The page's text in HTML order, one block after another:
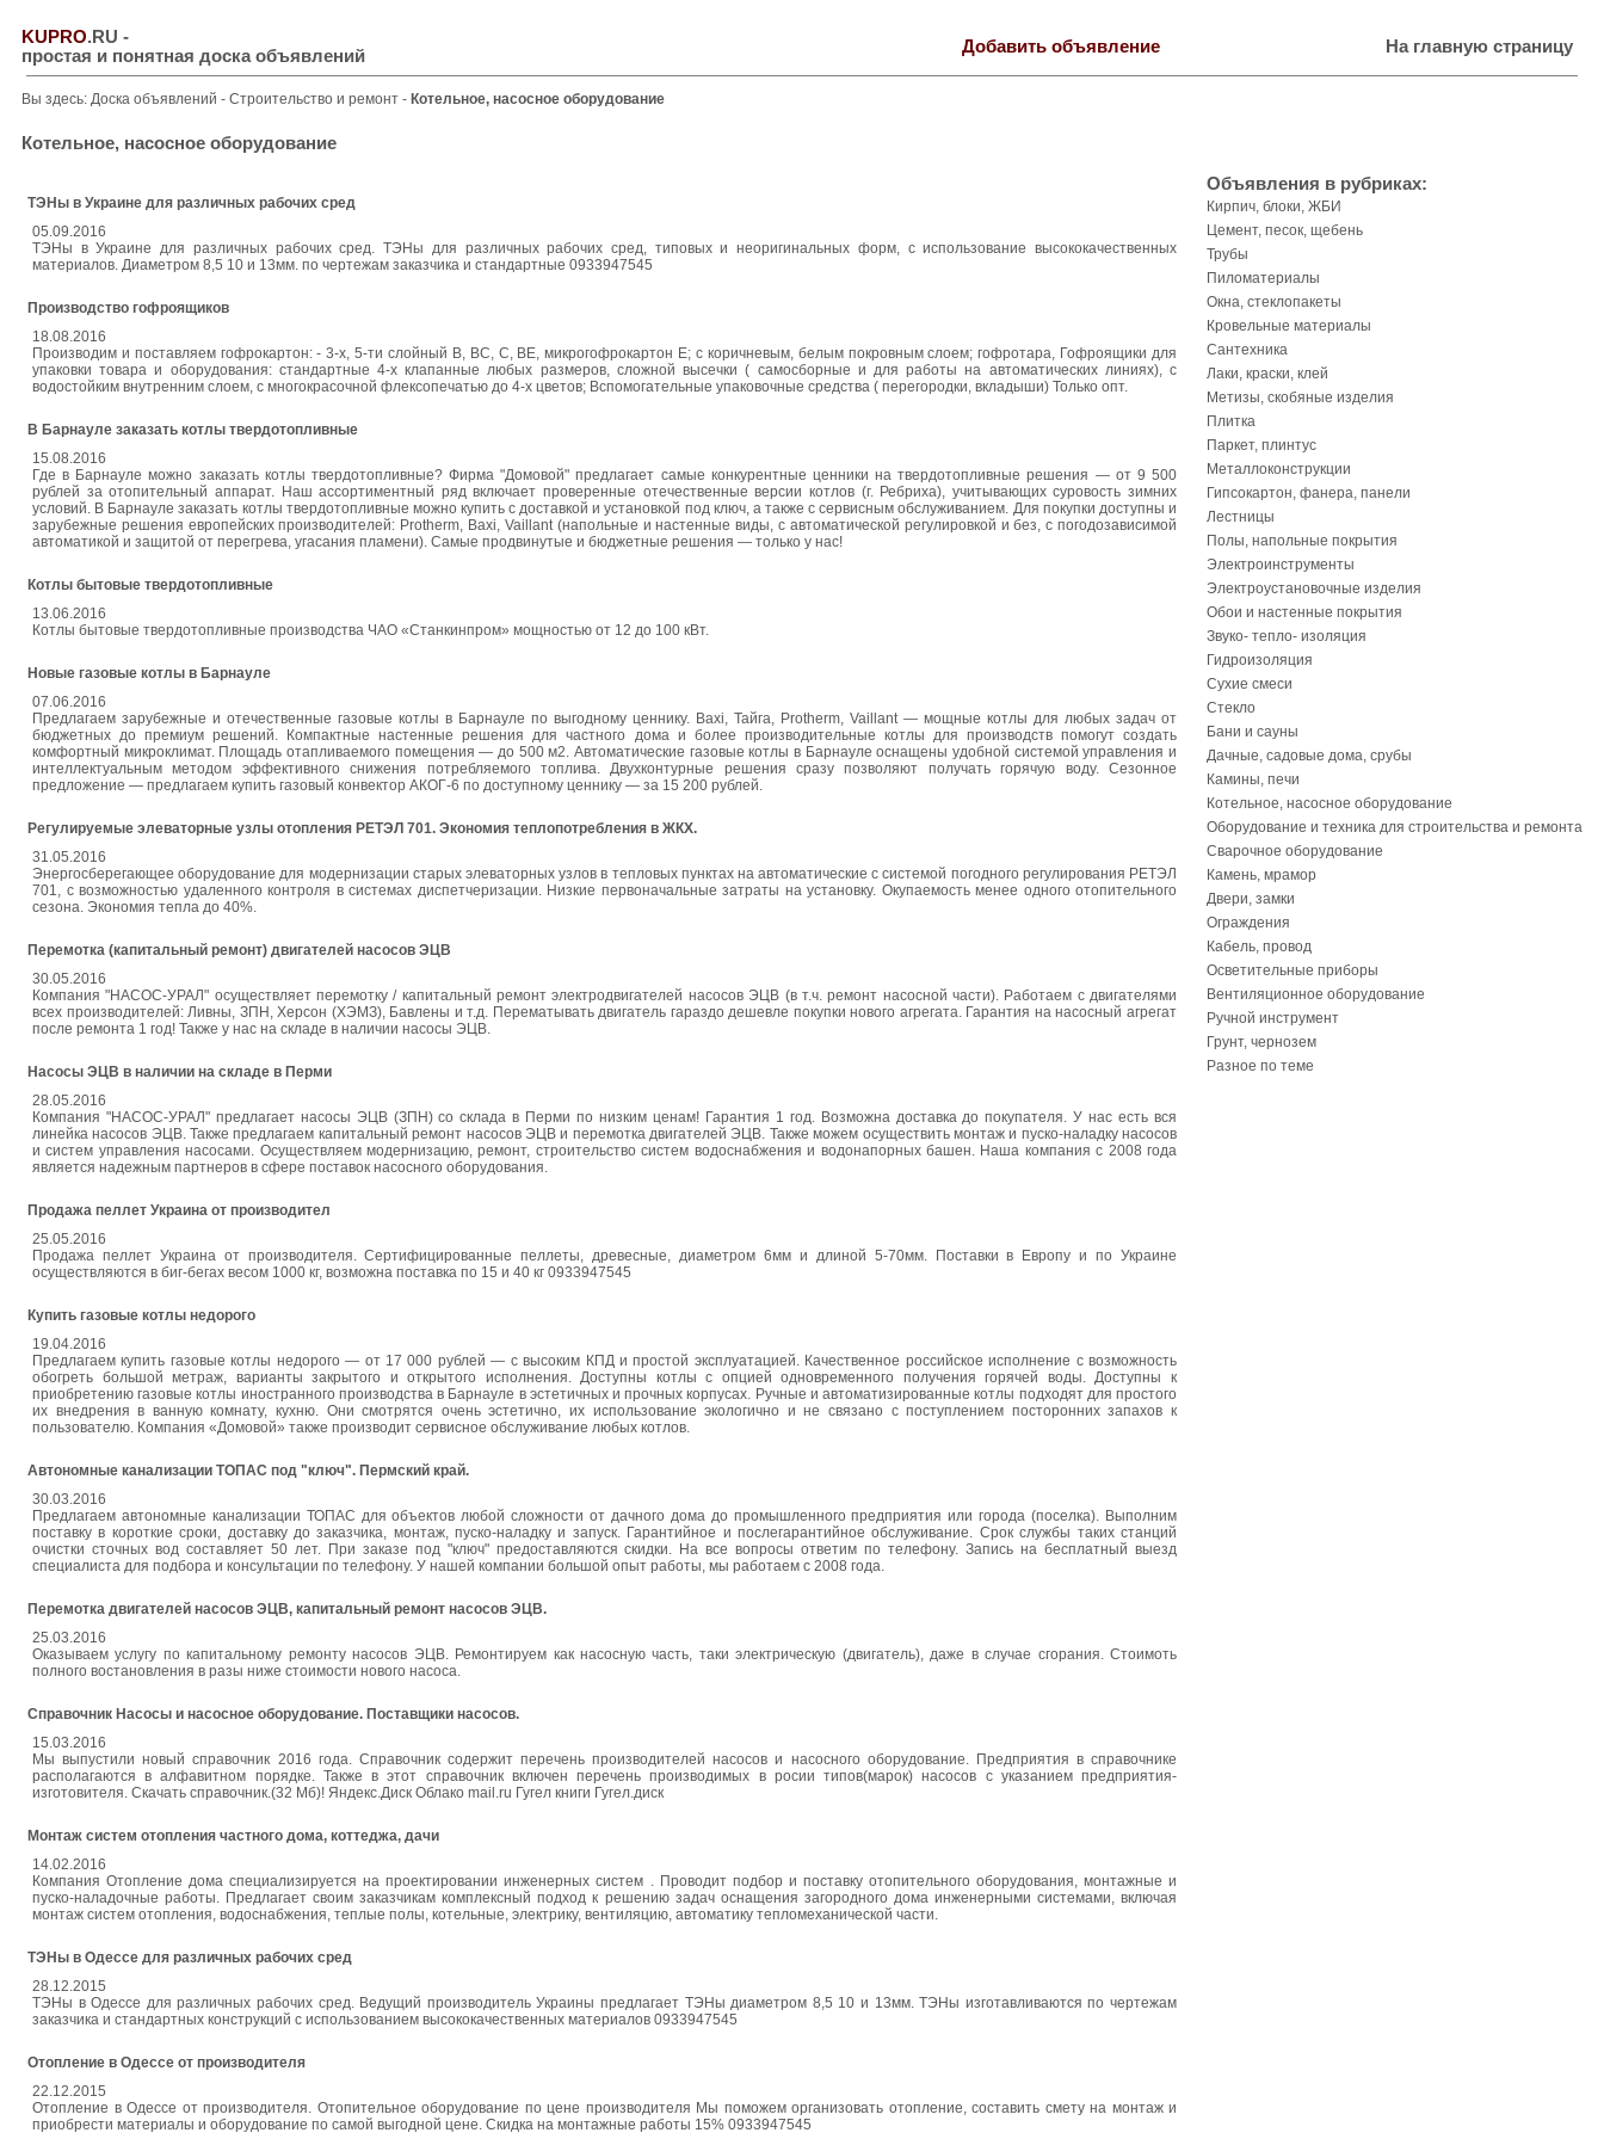
KUPRO.RU -
простая и понятная доска объявлений
Добавить объявление На главную страницу
Вы здесь: Доска объявлений - Строительство и ремонт - Котельное, насосное оборудование
Котельное, насосное оборудование
ТЭНы в Украине для различных рабочих сред
05.09.2016
ТЭНы в Украине для различных рабочих сред. ТЭНы для различных рабочих сред, типовых и неоригинальных форм, с использование высококачественных
материалов. Диаметром 8,5 10 и 13мм. по чертежам заказчика и стандартные 0933947545
Производство гофроящиков
18.08.2016
Производим и поставляем гофрокартон: - 3-х, 5-ти слойный В, ВС, С, ВЕ, микрогофрокартон Е; с коричневым, белым покровным слоем; гофротара, Гофроящики для
упаковки товара и оборудования: стандартные 4-х клапанные любых размеров, сложной высечки ( самосборные и для работы на автоматических линиях), с
водостойким внутренним слоем, с многокрасочной флексопечатью до 4-х цветов; Вспомогательные упаковочные средства ( перегородки, вкладыши) Только опт.
В Барнауле заказать котлы твердотопливные
15.08.2016
Где в Барнауле можно заказать котлы твердотопливные? Фирма "Домовой" предлагает самые конкурентные ценники на твердотопливные решения — от 9 500
рублей за отопительный аппарат. Наш ассортиментный ряд включает проверенные отечественные версии котлов (г. Ребриха), учитывающих суровость зимних
условий. В Барнауле заказать котлы твердотопливные можно купить с доставкой и установкой под ключ, а также с сервисным обслуживанием. Для покупки доступны и
зарубежные решения европейских производителей: Protherm, Baxi, Vaillant (напольные и настенные виды, с автоматической регулировкой и без, с погодозависимой
автоматикой и защитой от перегрева, угасания пламени). Самые продвинутые и бюджетные решения — только у нас!
Котлы бытовые твердотопливные
13.06.2016
Котлы бытовые твердотопливные производства ЧАО «Станкинпром» мощностью от 12 до 100 кВт.
Новые газовые котлы в Барнауле
07.06.2016
Предлагаем зарубежные и отечественные газовые котлы в Барнауле по выгодному ценнику. Baxi, Тайга, Protherm, Vaillant — мощные котлы для любых задач от
бюджетных до премиум решений. Компактные настенные решения для частного дома и более производительные котлы для производств помогут создать
комфортный микроклимат. Площадь отапливаемого помещения — до 500 м2. Автоматические газовые котлы в Барнауле оснащены удобной системой управления и
интеллектуальным методом эффективного снижения потребляемого топлива. Двухконтурные решения сразу позволяют получать горячую воду. Сезонное
предложение — предлагаем купить газовый конвектор АКОГ-6 по доступному ценнику — за 15 200 рублей.
Регулируемые элеваторные узлы отопления РЕТЭЛ 701. Экономия теплопотребления в ЖКХ.
31.05.2016
Энергосберегающее оборудование для модернизации старых элеваторных узлов в тепловых пунктах на автоматические с системой погодного регулирования РЕТЭЛ
701, c возможностью удаленного контроля в системах диспетчеризации. Низкие первоначальные затраты на установку. Окупаемость менее одного отопительного
сезона. Экономия тепла до 40%.
Перемотка (капитальный ремонт) двигателей насосов ЭЦВ
30.05.2016
Компания "НАСОС-УРАЛ" осуществляет перемотку / капитальный ремонт электродвигателей насосов ЭЦВ (в т.ч. ремонт насосной части). Работаем с двигателями
всех производителей: Ливны, ЗПН, Херсон (ХЭМЗ), Бавлены и т.д. Перематывать двигатель гараздо дешевле покупки нового агрегата. Гарантия на насосный агрегат
после ремонта 1 год! Также у нас на складе в наличии насосы ЭЦВ.
Насосы ЭЦВ в наличии на складе в Перми
28.05.2016
Компания "НАСОС-УРАЛ" предлагает насосы ЭЦВ (ЗПН) со склада в Перми по низким ценам! Гарантия 1 год. Возможна доставка до покупателя. У нас есть вся
линейка насосов ЭЦВ. Также предлагаем капитальный ремонт насосов ЭЦВ и перемотка двигателей ЭЦВ. Также можем осуществить монтаж и пуско-наладку насосов
и систем управления насосами. Осуществляем модернизацию, ремонт, строительство систем водоснабжения и водонапорных башен. Наша компания с 2008 года
является надежным партнеров в сфере поставок насосного оборудования.
Продажа пеллет Украина от производител
25.05.2016
Продажа пеллет Украина от производителя. Сертифицированные пеллеты, древесные, диаметром 6мм и длиной 5-70мм. Поставки в Европу и по Украине
осуществляются в биг-бегах весом 1000 кг, возможна поставка по 15 и 40 кг 0933947545
Купить газовые котлы недорого
19.04.2016
Предлагаем купить газовые котлы недорого — от 17 000 рублей — с высоким КПД и простой эксплуатацией. Качественное российское исполнение с возможность
обогреть большой метраж, варианты закрытого и открытого исполнения. Доступны котлы с опцией одновременного получения горячей воды. Доступны к
приобретению газовые котлы иностранного производства в Барнауле в эстетичных и прочных корпусах. Ручные и автоматизированные котлы подходят для простого
их внедрения в ванную комнату, кухню. Они смотрятся очень эстетично, их использование экологично и не связано с поступлением посторонних запахов к
пользователю. Компания «Домовой» также производит сервисное обслуживание любых котлов.
Автономные канализации ТОПАС под "ключ". Пермский край.
30.03.2016
Предлагаем автономные канализации ТОПАС для объектов любой сложности от дачного дома до промышленного предприятия или города (поселка). Выполним
поставку в короткие сроки, доставку до заказчика, монтаж, пуско-наладку и запуск. Гарантийное и послегарантийное обслуживание. Срок службы таких станций
очистки сточных вод составляет 50 лет. При заказе под "ключ" предоставляются скидки. На все вопросы ответим по телефону. Запись на бесплатный выезд
специалиста для подбора и консультации по телефону. У нашей компании большой опыт работы, мы работаем с 2008 года.
Перемотка двигателей насосов ЭЦВ, капитальный ремонт насосов ЭЦВ.
25.03.2016
Оказываем услугу по капитальному ремонту насосов ЭЦВ. Ремонтируем как насосную часть, таки электрическую (двигатель), даже в случае сгорания. Стоимоть
полного востановления в разы ниже стоимости нового насоса.
Справочник Насосы и насосное оборудование. Поставщики насосов.
15.03.2016
Мы выпустили новый справочник 2016 года. Справочник содержит перечень производителей насосов и насосного оборудование. Предприятия в справочнике
располагаются в алфавитном порядке. Также в этот справочник включен перечень производимых в росии типов(марок) насосов с указанием предприятия-
изготовителя. Скачать справочник.(32 Мб)! Яндекс.Диск Облако mail.ru Гугел книги Гугел.диск
Монтаж систем отопления частного дома, коттеджа, дачи
14.02.2016
Компания Отопление дома специализируется на проектировании инженерных систем . Проводит подбор и поставку отопительного оборудования, монтажные и
пуско-наладочные работы. Предлагает своим заказчикам комплексный подход к решению задач оснащения загородного дома инженерными системами, включая
монтаж систем отопления, водоснабжения, теплые полы, котельные, электрику, вентиляцию, автоматику тепломеханической части.
ТЭНы в Одессе для различных рабочих сред
28.12.2015
ТЭНы в Одессе для различных рабочих сред. Ведущий производитель Украины предлагает ТЭНы диаметром 8,5 10 и 13мм. ТЭНы изготавливаются по чертежам
заказчика и стандартных конструкций с использованием высококачественных материалов 0933947545
Отопление в Одессе от производителя
22.12.2015
Отопление в Одессе от производителя. Отопительное оборудование по цене производителя Мы поможем организовать отопление, составить смету на монтаж и
приобрести материалы и оборудование по самой выгодной цене. Скидка на монтажные работы 15% 0933947545
Объявления в рубриках:
Кирпич, блоки, ЖБИ
Цемент, песок, щебень
Трубы
Пиломатериалы
Окна, стеклопакеты
Кровельные материалы
Сантехника
Лаки, краски, клей
Метизы, скобяные изделия
Плитка
Паркет, плинтус
Металлоконструкции
Гипсокартон, фанера, панели
Лестницы
Полы, напольные покрытия
Электроинструменты
Электроустановочные изделия
Обои и настенные покрытия
Звуко- тепло- изоляция
Гидроизоляция
Сухие смеси
Стекло
Бани и сауны
Дачные, садовые дома, срубы
Камины, печи
Котельное, насосное оборудование
Оборудование и техника для строительства и ремонта
Сварочное оборудование
Камень, мрамор
Двери, замки
Ограждения
Кабель, провод
Осветительные приборы
Вентиляционное оборудование
Ручной инструмент
Грунт, чернозем
Разное по теме